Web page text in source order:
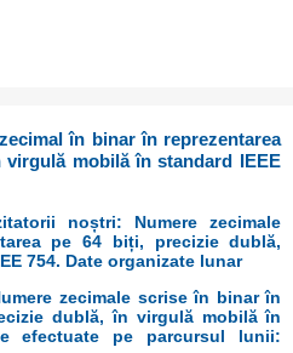
în binar în reprezentarea
mobilă în standard IEEE
noștri: Numere zecimale
pe 64 biți, precizie dublă,
754. Date organizate lunar
zecimale scrise în binar în
dublă, în virgulă mobilă în
efectuate pe parcursul lunii: